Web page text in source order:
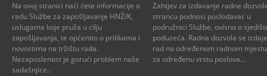
Na ovoj stranici naći ćete informacije o
radu Službe za zapošljavanje HNŽ/K,
uslugama koje pruža u cilju
zapošljavanja, te općenito o prilikama i
novostima na tržištu rada.
Nezaposlenost je gorući problem naše
sadašnjice..
Zahtjev za izdavanje radne
strancu podnosi poslodavac u
podružnici Službe, ovisno o
poduzeća. Radna dozvola se
rad na određenom radnom
za određenu vrstu poslova...